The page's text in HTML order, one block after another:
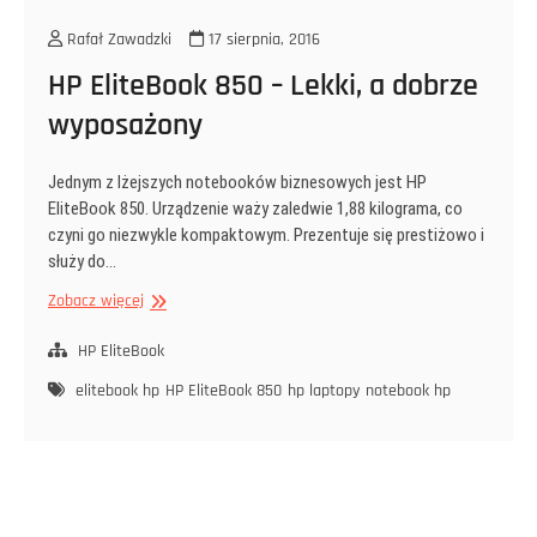
Rafał Zawadzki 17 sierpnia, 2016
HP EliteBook 850 – Lekki, a dobrze
wyposażony
Jednym z lżejszych notebooków biznesowych jest HP
EliteBook 850. Urządzenie waży zaledwie 1,88 kilograma, co
czyni go niezwykle kompaktowym. Prezentuje się prestiżowo i
służy do…
Zobacz więcej HP
850
Lekki,
HP EliteBook
elitebook hp HP EliteBook 850 hp laptopy notebook hp